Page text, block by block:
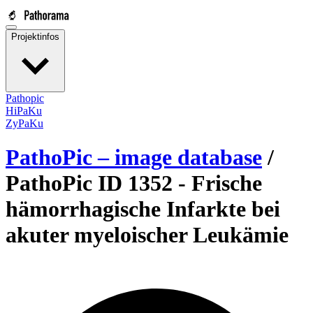
Projektinfos
Pathopic
HiPaKu
ZyPaKu
PathoPic – image database /
PathoPic ID 1352 - Frische
hämorrhagische Infarkte bei
akuter myeloischer Leukämie